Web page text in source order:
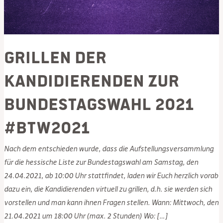
Grillen der
Kandidierenden zur
Bundestagswahl 2021
#BTW2021
Nach dem entschieden wurde, dass die Aufstellungsversammlung
für die hessische Liste zur Bundestagswahl am Samstag, den
24.04.2021, ab 10:00 Uhr stattfindet, laden wir Euch herzlich vorab
dazu ein, die Kandidierenden virtuell zu grillen, d.h. sie werden sich
vorstellen und man kann ihnen Fragen stellen. Wann: Mittwoch, den
21.04.2021 um 18:00 Uhr (max. 2 Stunden) Wo: […]